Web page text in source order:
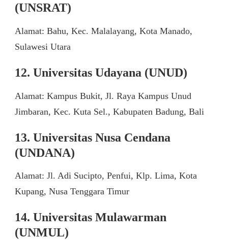
(UNSRAT)
Alamat: Bahu, Kec. Malalayang, Kota Manado,
Sulawesi Utara
12. Universitas Udayana (UNUD)
Alamat: Kampus Bukit, Jl. Raya Kampus Unud
Jimbaran, Kec. Kuta Sel., Kabupaten Badung, Bali
13. Universitas Nusa Cendana
(UNDANA)
Alamat: Jl. Adi Sucipto, Penfui, Klp. Lima, Kota
Kupang, Nusa Tenggara Timur
14. Universitas Mulawarman
(UNMUL)